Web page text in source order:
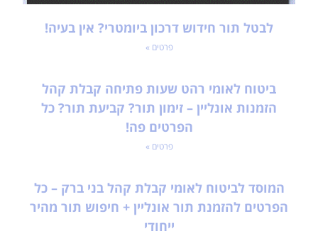
לבטל תור חידוש דרכון ביומטרי? אין בעיה!
פרטים »
ביטוח לאומי רהט שעות פתיחה קבלת קהל
הזמנות אונליין – זימון תור? קביעת תור? כל
הפרטים פה!
פרטים »
המוסד לביטוח לאומי קבלת קהל בני ברק – כל
הפרטים להזמנת תור אונליין + חיפוש תור מהיר
ייחודי